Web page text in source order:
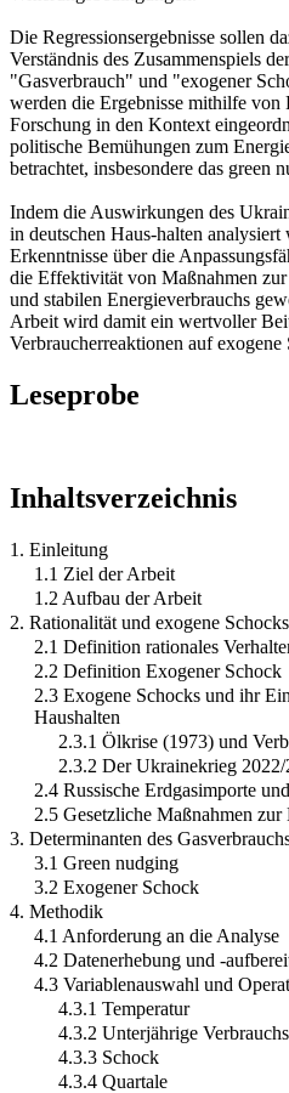
Die Regressionsergebnisse sollen
Verständnis des Zusammenspiels
"Gasverbrauch" und "exogener
werden die Ergebnisse mithilfe von
Forschung in den Kontext
politische Bemühungen zum
betrachtet, insbesondere das green
Indem die Auswirkungen des
in deutschen Haus-halten
Erkenntnisse über die
die Effektivität von Maßnahmen
und stabilen Energieverbrauchs
Arbeit wird damit ein wertvoller
Verbraucherreaktionen auf exogene
Leseprobe
Inhaltsverzeichnis
1. Einleitung
1.1 Ziel der Arbeit
1.2 Aufbau der Arbeit
2. Rationalität und exogene Schocks
2.1 Definition rationales
2.2 Definition Exogener Schock
2.3 Exogene Schocks und ihr
Haushalten
2.3.1 Ölkrise (1973) und
2.3.2 Der Ukrainekrieg
2.4 Russische Erdgasimporte
2.5 Gesetzliche Maßnahmen zur
3. Determinanten des
3.1 Green nudging
3.2 Exogener Schock
4. Methodik
4.1 Anforderung an die Analyse
4.2 Datenerhebung und -
4.3 Variablenauswahl und
4.3.1 Temperatur
4.3.2 Unterjährige
4.3.3 Schock
4.3.4 Quartale